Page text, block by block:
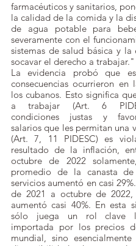
farmacéuticos y sanitarios,
la calidad de la comida y la
de agua potable para
severamente con el
sistemas de salud básica y la
socavar el derecho a trabajar."
La evidencia probó que
consecuencias ocurrieron en
los cubanos. Esto significa
a trabajar (Art. 6
condiciones justas y
salarios que les permitan una
(Art. 7, 11 PIDESC) es
resultado de la inflación,
octubre de 2022
promedio de la canasta
servicios aumentó en casi
de 2021 a octubre de
aumentó casi 40%. En esta
sólo juega un rol clave
importada por los precios
mundial, sino